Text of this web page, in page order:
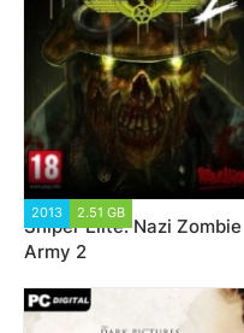
2013 2.51 GB
Sniper Elite: Nazi Zombie
Army 2